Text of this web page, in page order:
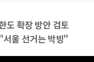
도 확장 방안 검토
울 선거는 박빙"